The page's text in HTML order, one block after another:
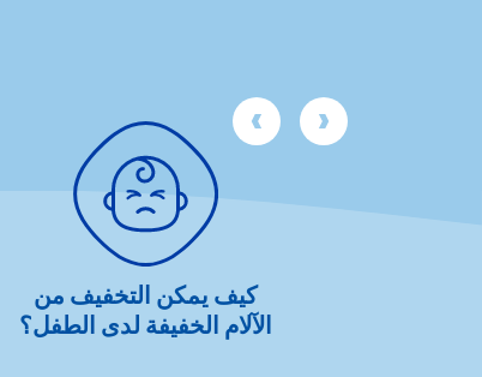
كيف يمكن التخفيف من
الآلام الخفيفة لدى الطفل؟